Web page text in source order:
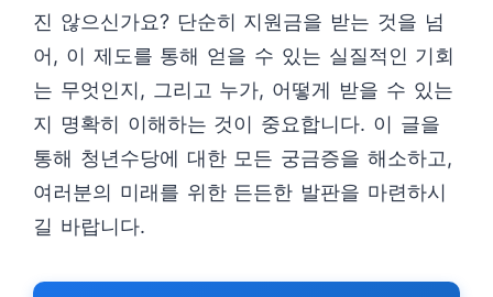
진 않으신가요? 단순히 지원금을 받는 것을 넘
어, 이 제도를 통해 얻을 수 있는 실질적인 기회
는 무엇인지, 그리고 누가, 어떻게 받을 수 있는
지 명확히 이해하는 것이 중요합니다. 이 글을
통해 청년수당에 대한 모든 궁금증을 해소하고,
여러분의 미래를 위한 든든한 발판을 마련하시
길 바랍니다.